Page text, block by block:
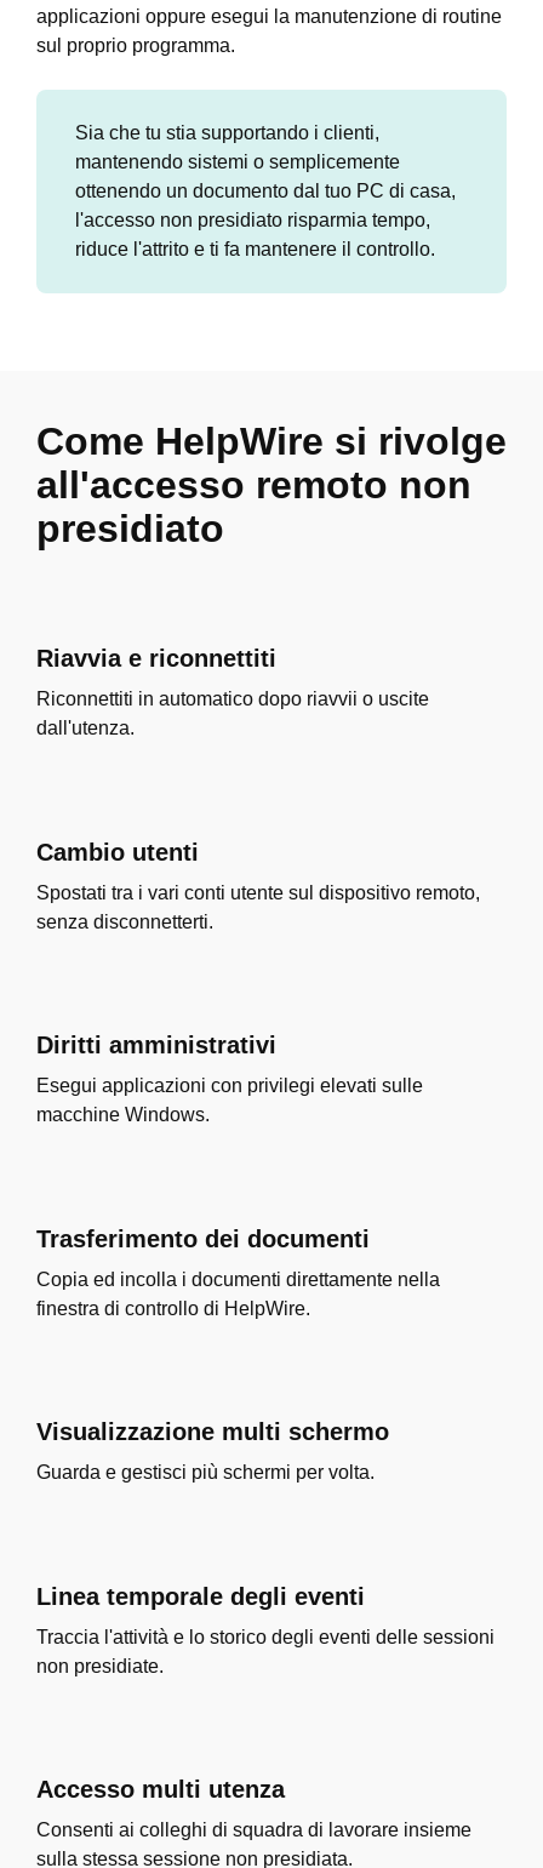
applicazioni oppure esegui la manutenzione di routine
sul proprio programma.
Sia che tu stia supportando i clienti,
mantenendo sistemi o semplicemente
ottenendo un documento dal tuo PC di casa,
l'accesso non presidiato risparmia tempo,
riduce l'attrito e ti fa mantenere il controllo.
Come HelpWire si rivolge
all'accesso remoto non
presidiato
Riavvia e riconnettiti
Riconnettiti in automatico dopo riavvii o uscite
dall'utenza.
Cambio utenti
Spostati tra i vari conti utente sul dispositivo remoto,
senza disconnetterti.
Diritti amministrativi
Esegui applicazioni con privilegi elevati sulle
macchine Windows.
Trasferimento dei documenti
Copia ed incolla i documenti direttamente nella
finestra di controllo di HelpWire.
Visualizzazione multi schermo
Guarda e gestisci più schermi per volta.
Linea temporale degli eventi
Traccia l'attività e lo storico degli eventi delle sessioni
non presidiate.
Accesso multi utenza
Consenti ai colleghi di squadra di lavorare insieme
sulla stessa sessione non presidiata.